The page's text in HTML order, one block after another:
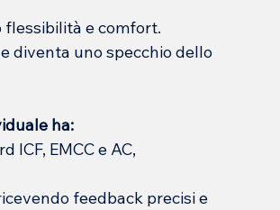
e comfort.
diventa uno specchio dello
ha:
EMCC e AC,
feedback precisi e